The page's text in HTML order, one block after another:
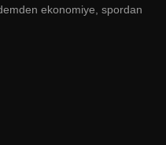
ekonomiye, spordan